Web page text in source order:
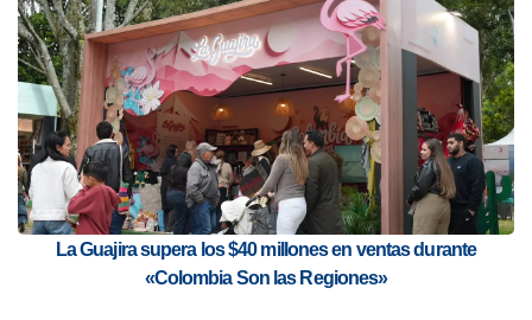
La Guajira supera los $40 millones en ventas durante
«Colombia Son las Regiones»